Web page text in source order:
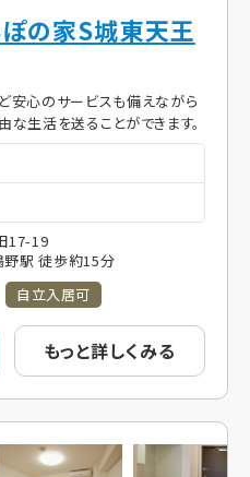
の家S城東天王
安心のサービスも備えながら
な生活を送ることができます。
17-19
駅 徒歩約15分
自立入居可
もっと詳しくみる